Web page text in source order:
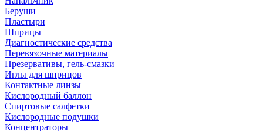
Беруши
Пластыри
Шприцы
Диагностические средства
Перевязочные материалы
Презервативы, гель-смазки
Иглы для шприцов
Контактные линзы
Кислородный баллон
Спиртовые салфетки
Кислородные подушки
Концентраторы